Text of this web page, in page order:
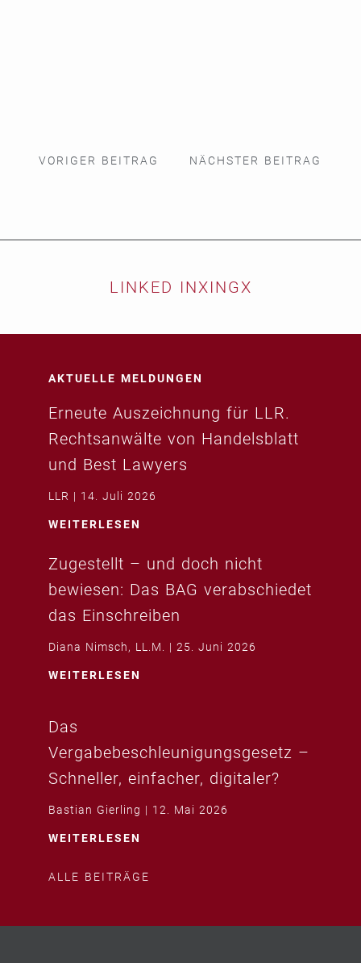
VORIGER BEITRAG NÄCHSTER BEITRAG
LINKED INXINGX
AKTUELLE MELDUNGEN
Erneute Auszeichnung für LLR.
Rechtsanwälte von Handelsblatt
und Best Lawyers
LLR 14. Juli 2026
WEITERLESEN
Zugestellt – und doch nicht
bewiesen: Das BAG verabschiedet
das Einschreiben
Diana Nimsch, LL.M. 25. Juni 2026
WEITERLESEN
Das
Vergabebeschleunigungsgesetz –
Schneller, einfacher, digitaler?
Bastian Gierling 12. Mai 2026
WEITERLESEN
ALLE BEITRÄGE